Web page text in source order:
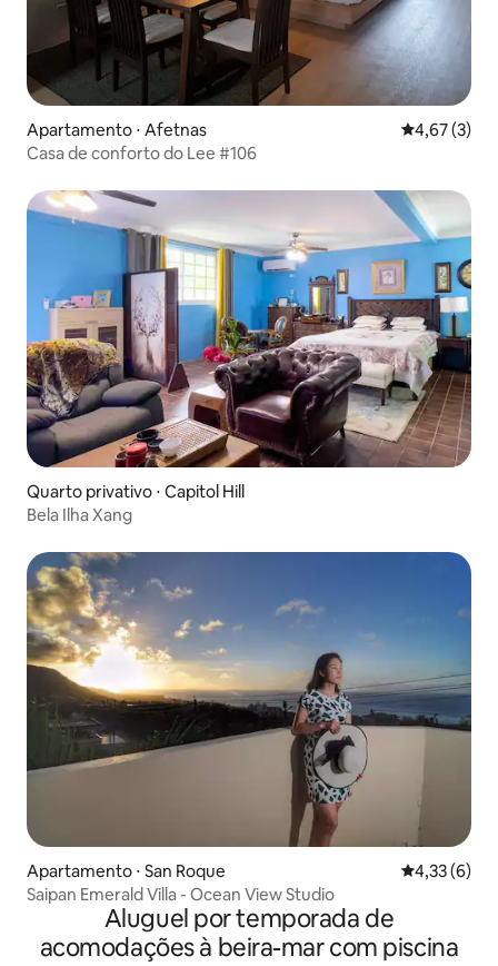
Apartamento ⋅ Afetnas 4,67 de
4,67 (3)
Casa de conforto do Lee #106
Quarto privativo ⋅ Capitol Hill
Bela Ilha Xang
Apartamento ⋅ San Roque 4,33 de
4,33 (6)
Saipan Emerald Villa - Ocean View Studio
Aluguel por temporada de
acomodações à beira-mar com piscina